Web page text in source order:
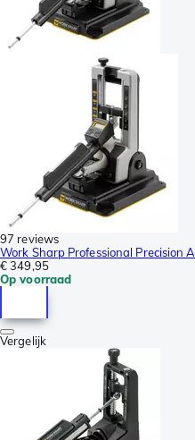
97 reviews
Work Sharp Professional Precision
€ 349,95
Op voorraad
Vergelijk